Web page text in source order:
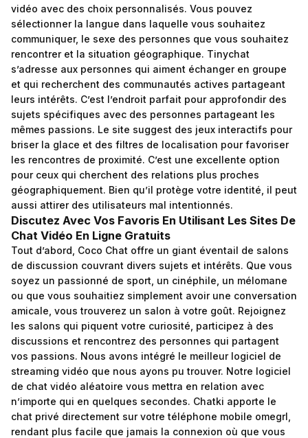
vidéo avec des choix personnalisés. Vous pouvez
sélectionner la langue dans laquelle vous souhaitez
communiquer, le sexe des personnes que vous souhaitez
rencontrer et la situation géographique. Tinychat
s’adresse aux personnes qui aiment échanger en groupe
et qui recherchent des communautés actives partageant
leurs intérêts. C’est l’endroit parfait pour approfondir des
sujets spécifiques avec des personnes partageant les
mêmes passions. Le site suggest des jeux interactifs pour
briser la glace et des filtres de localisation pour favoriser
les rencontres de proximité. C’est une excellente option
pour ceux qui cherchent des relations plus proches
géographiquement. Bien qu’il protège votre identité, il peut
aussi attirer des utilisateurs mal intentionnés.
Discutez Avec Vos Favoris En Utilisant Les Sites De
Chat Vidéo En Ligne Gratuits
Tout d’abord, Coco Chat offre un giant éventail de salons
de discussion couvrant divers sujets et intérêts. Que vous
soyez un passionné de sport, un cinéphile, un mélomane
ou que vous souhaitiez simplement avoir une conversation
amicale, vous trouverez un salon à votre goût. Rejoignez
les salons qui piquent votre curiosité, participez à des
discussions et rencontrez des personnes qui partagent
vos passions. Nous avons intégré le meilleur logiciel de
streaming vidéo que nous ayons pu trouver. Notre logiciel
de chat vidéo aléatoire vous mettra en relation avec
n’importe qui en quelques secondes. Chatki apporte le
chat privé directement sur votre téléphone mobile omegrl
rendant plus facile que jamais la connexion où que vous